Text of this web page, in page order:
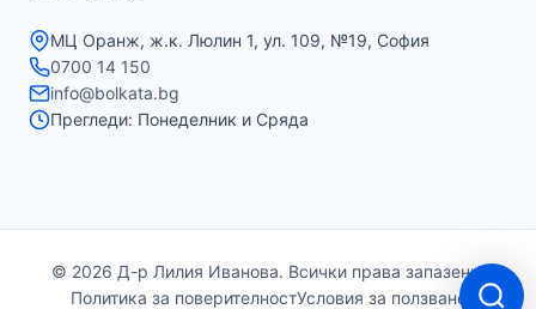
МЦ Оранж, ж.к. Люлин 1, ул. 109, №19, София
0700 14 150
info@bolkata.bg
Прегледи: Понеделник и Сряда
© 2026 Д-р Лилия Иванова. Всички права запазени.
Политика за поверителностУсловия за ползване